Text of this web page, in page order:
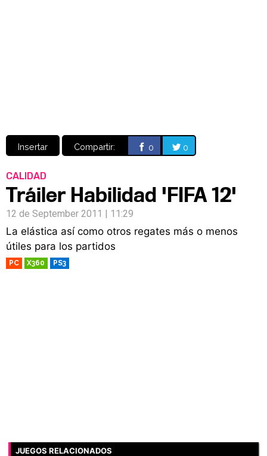
Insertar Compartir: 0 0
CALIDAD
Tráiler Habilidad 'FIFA 12'
12 de September 2011 | 11:29
La elástica así como otros regates más o menos
útiles para los partidos
PC X360 PS3
JUEGOS RELACIONADOS